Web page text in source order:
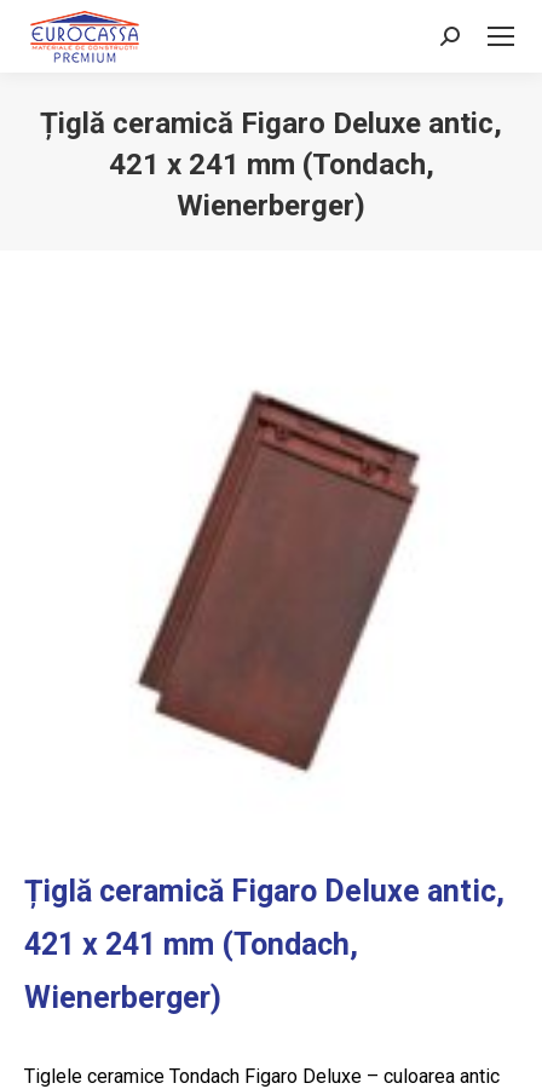
Search:
Țiglă ceramică Figaro Deluxe antic,
421 x 241 mm (Tondach,
Wienerberger)
Țiglă ceramică Figaro Deluxe antic,
421 x 241 mm (Tondach,
Wienerberger)
Tiglele ceramice Tondach Figaro Deluxe – culoarea antic